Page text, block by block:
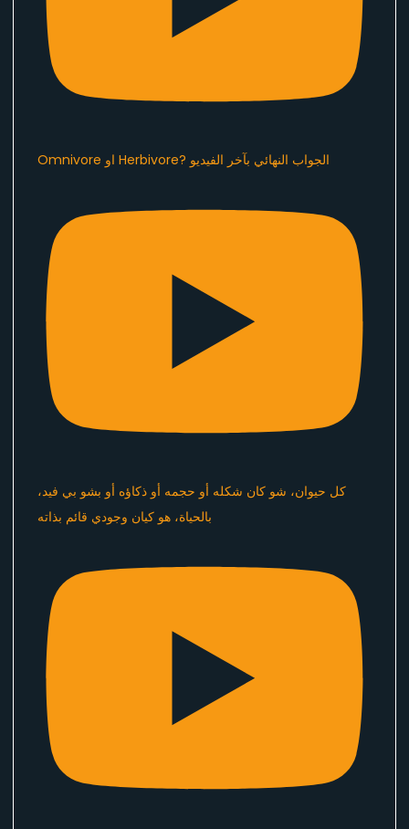
Omnivore او Herbivore? الجواب النهائي بآخر الفيديو
كل حيوان، شو كان شكله أو حجمه أو ذكاؤه أو بشو بي فيد،
بالحياة، هو كيان وجودي قائم بذاته